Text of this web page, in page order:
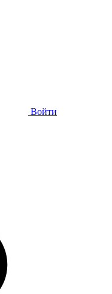
Войти